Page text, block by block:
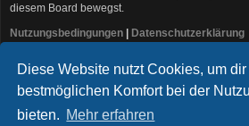
Diese Website nutzt Cookies, um dir
bestmöglichen Komfort bei der
bieten. Mehr erfahren
diesem Board bewegst.
Nutzungsbedingungen | Datenschutzerklärung
Registrieren
Startseite Foren-Übersicht